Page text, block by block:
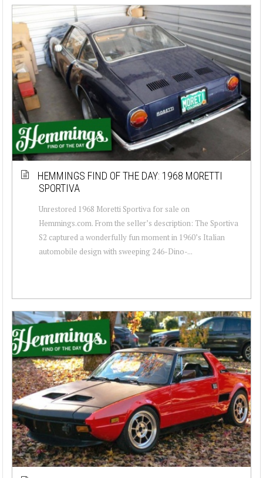
HEMMINGS FIND OF THE DAY: 1968 MORETTI
SPORTIVA
Unrestored 1968 Moretti Sportiva for sale on
Hemmings.com. From the seller’s description: The Sportiva
S2 captured a wonderfully fun moment in 1960’s Italian
automobile design with sweeping 246-Dino-...